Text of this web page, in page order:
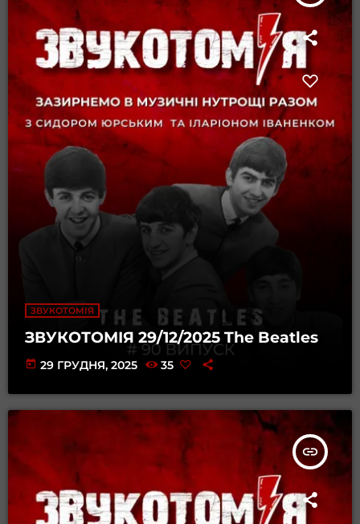
ЗВУКОТОМІЯ
ЗВУКОТОМІЯ 29/12/2025 The Beatles
today 29 ГРУДНЯ, 2025 35
insert_link